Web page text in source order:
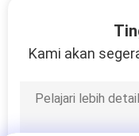
Kami akan